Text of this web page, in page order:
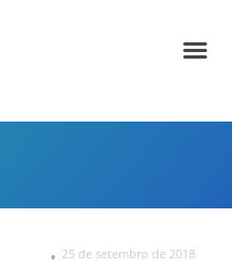
25 de setembro de 2018